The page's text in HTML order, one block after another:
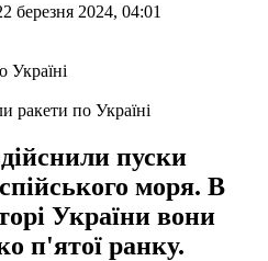
березня 2024, 04:01
ракети по Україні
пуски
моря. В
України вони
п'ятої ранку.